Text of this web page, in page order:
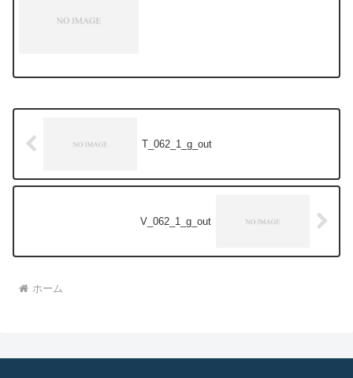
T_062_1_g_out
V_062_1_g_out
ホーム